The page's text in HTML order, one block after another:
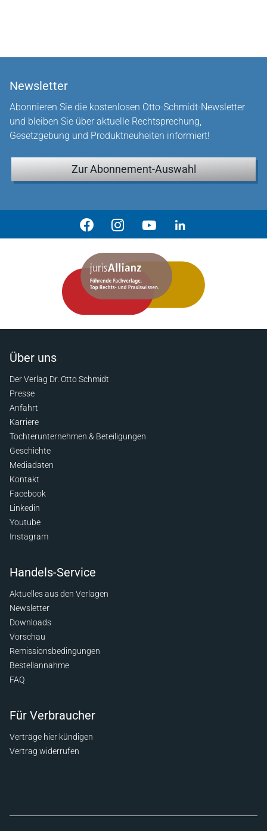
Newsletter
Abonnieren Sie die kostenlosen Otto-Schmidt-Newsletter
und bleiben Sie über aktuelle Rechtsprechung,
Gesetzgebung und Produktneuheiten informiert!
Zur Abonnement-Auswahl
Über uns
Der Verlag Dr. Otto Schmidt
Presse
Anfahrt
Karriere
Tochterunternehmen & Beteiligungen
Geschichte
Mediadaten
Kontakt
Facebook
Linkedin
Youtube
Instagram
Handels-Service
Aktuelles aus den Verlagen
Newsletter
Downloads
Vorschau
Remissionsbedingungen
Bestellannahme
FAQ
Für Verbraucher
Verträge hier kündigen
Vertrag widerrufen